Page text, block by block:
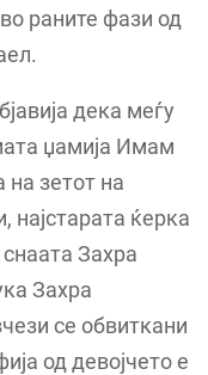
раните фази од
дека меѓу
џамија Имам
на зетот на
ќерка
Захра
Захра
се обвиткани
од девојчето е